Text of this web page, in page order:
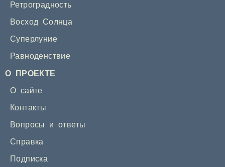
Ретроградность
Восход Солнца
Суперлуние
Равноденствие
О ПРОЕКТЕ
О сайте
Контакты
Вопросы и ответы
Справка
Подписка